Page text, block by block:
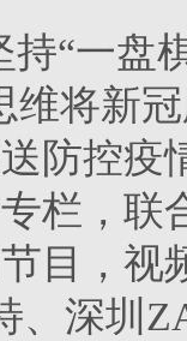
持“一盘
维将新
防控
栏，联
目，视
、深圳